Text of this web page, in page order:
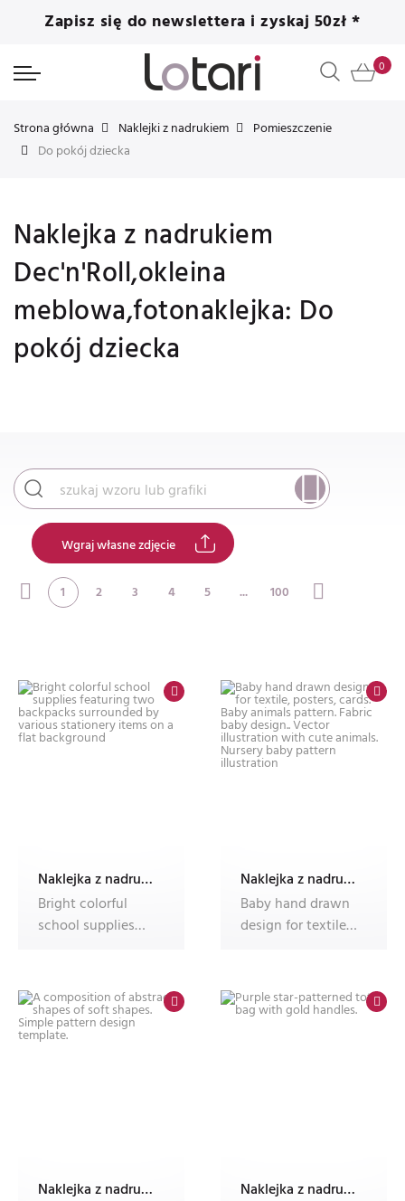
Zapisz się do newslettera i zyskaj 50zł *
Strona główna Naklejki z nadrukiem
Pomieszczenie
Do pokój dziecka
Naklejka z nadrukiem
Dec'n'Roll,okleina
meblowa,fotonaklejka: Do
pokój dziecka
Wgraj własne zdjęcie
1 2 3 4 5 ... 100
Naklejka z nadrukiem Dec'n'Roll,okleina meblowa,fotonaklejka
Bright colorful
school supplies
Naklejka z nadrukiem Dec'n'Roll,okleina meblowa,fotonaklejka
Baby hand drawn
design for textile,
Naklejka z nadrukiem Dec'n'Roll,okleina meblowa,fotonaklejka
Naklejka z nadrukiem Dec'n'Roll,okleina meblowa,fotonaklejka